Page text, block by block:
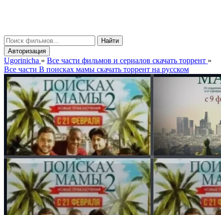
Найти
Авторизация
Ugorinicha » Все части фильмов и сериалов скачать торрент »
Все части В поисках мамы скачать торрент на русском